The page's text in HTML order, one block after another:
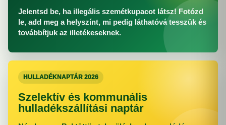
Jelentsd be, ha illegális szemétkupacot látsz! Fotózd
le, add meg a helyszínt, mi pedig láthatóvá tesszük és
továbbítjuk az illetékeseknek.
HULLADÉKNAPTÁR 2026
Szelektív és kommunális
hulladékszállítási naptár